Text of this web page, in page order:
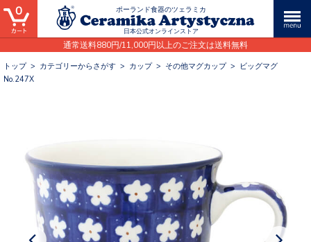
ポーランド食器のツェラミカ
日本公式オンラインストア
通常送料880円/11,000円以上のご注文は送料無料
0
トップ> カテゴリーからさがす > カップ> その他マグカップ>
ビッグマグ
No.247X